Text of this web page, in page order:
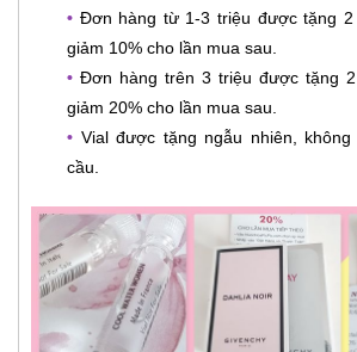
• Đơn hàng từ 1-3 triệu được tặng 2
giảm 10% cho lần mua sau.
• Đơn hàng trên 3 triệu được tặng
giảm 20% cho lần mua sau.
• Vial được tặng ngẫu nhiên,
cầu.